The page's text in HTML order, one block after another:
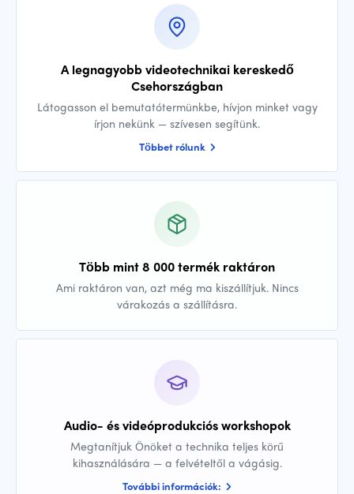
A legnagyobb videotechnikai kereskedő
Csehországban
Látogasson el bemutatótermünkbe, hívjon minket vagy
írjon nekünk — szívesen segítünk.
Többet rólunk
Több mint 8 000 termék raktáron
Ami raktáron van, azt még ma kiszállítjuk. Nincs
várakozás a szállításra.
Audio- és videóprodukciós workshopok
Megtanítjuk Önöket a technika teljes körű
kihasználására — a felvételtől a vágásig.
További információk: